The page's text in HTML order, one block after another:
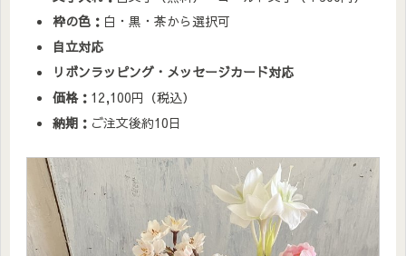
枠の色： 白・黒・茶から選択可
自立対応
リボンラッピング・メッセージカード対応
価格： 12,100円（税込）
納期： ご注文後約10日